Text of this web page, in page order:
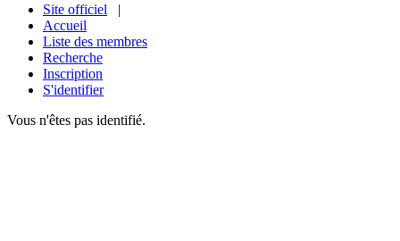
Site officiel |
Accueil
Liste des membres
Recherche
Inscription
S'identifier
Vous n'êtes pas identifié.